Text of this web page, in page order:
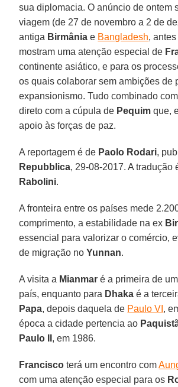
sua diplomacia. O anúncio de ontem
viagem (de 27 de novembro a 2 de
antiga Birmânia e Bangladesh, antes
mostram uma atenção especial de
continente asiático, e para os
os quais colaborar sem ambições de
expansionismo. Tudo combinado
direto com a cúpula de Pequim que,
apoio às forças de paz.
A reportagem é de Paolo Rodari,
Repubblica, 29-08-2017. A tradução
Rabolini.
A fronteira entre os países mede
comprimento, a estabilidade na ex
essencial para valorizar o comércio,
de migração noYunnan.
A visita a Mianmar é a primeira de
país, enquanto para Dhaka é a
Papa, depois daquela de Paulo VI ,
época a cidade pertencia ao
Paulo II , em 1986.
Francisco terá um encontro com
com uma atenção especial para os